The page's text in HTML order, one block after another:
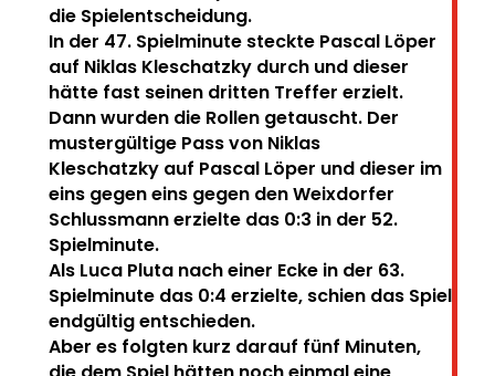
die Spielentscheidung.
In der 47. Spielminute steckte Pascal Löper
auf Niklas Kleschatzky durch und dieser
hätte fast seinen dritten Treffer erzielt.
Dann wurden die Rollen getauscht. Der
mustergültige Pass von Niklas
Kleschatzky auf Pascal Löper und dieser im
eins gegen eins gegen den Weixdorfer
Schlussmannerzielte das 0:3 in der 52.
Spielminute.
Als Luca Pluta nach einer Ecke in der 63.
Spielminute das 0:4 erzielte, schien das Spiel
endgültigentschieden.
Aber es folgten kurz darauf fünf Minuten,